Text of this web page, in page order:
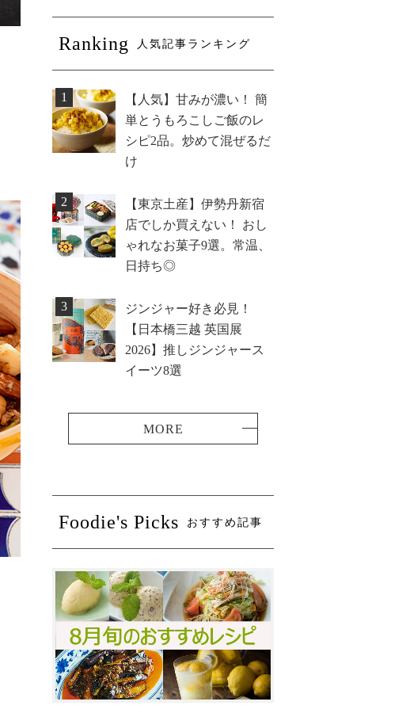
Ranking 人気記事ランキング
1
【人気】甘みが濃い！ 簡
単とうもろこしご飯のレ
シピ2品。炒めて混ぜるだ
け
2
【東京土産】伊勢丹新宿
店でしか買えない！ おし
ゃれなお菓子9選。常温、
日持ち◎
3
ジンジャー好き必見！
【日本橋三越 英国展
2026】推しジンジャース
イーツ8選
Foodie's Picks おすすめ記事